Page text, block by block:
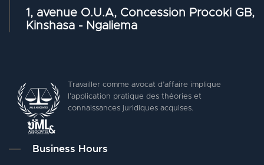
1, avenue O.U.A, Concession Procoki GB,
Kinshasa - Ngaliema
Travailler comme avocat d’affaire implique
l’application pratique des théories et
connaissances juridiques acquises.
Business Hours